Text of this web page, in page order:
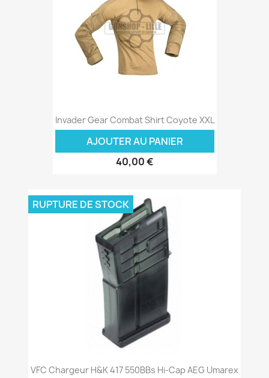
Invader Gear Combat Shirt Coyote XXL
AJOUTER AU PANIER
40,00 €
VFC Chargeur H&K 417 550BBs Hi-Cap AEG Umarex
RUPTURE DE STOCK